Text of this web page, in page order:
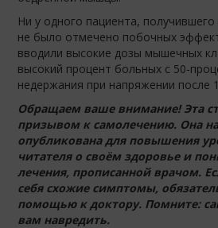
Ни у одного пациента,
не было отмечено побочных
вводили высокие дозы мышечных
высокий процент больных с 50-
недержания при напряжении после
Обращаем ваше внимание! Эта
призывом к самолечению. Она
опубликована для повышения
читателя о своём здоровье и
лечения, прописанной врачом.
себя схожие симптомы,
помощью к доктору. Помните:
вам навредить.